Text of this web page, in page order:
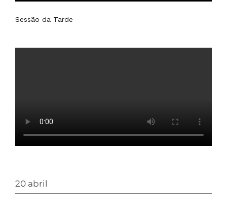
Sessão da Tarde
20 abril